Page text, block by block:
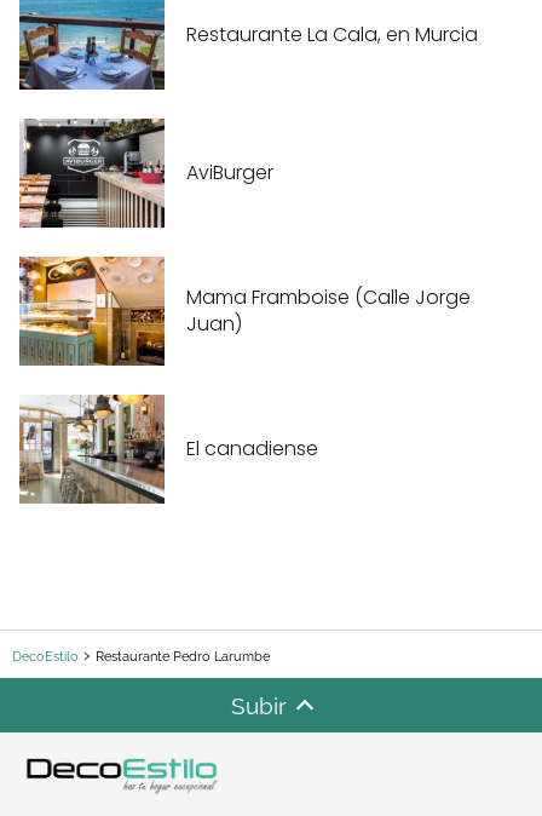
Restaurante La Cala, en Murcia
AviBurger
Mama Framboise (Calle Jorge
Juan)
El canadiense
DecoEstilo Restaurante Pedro Larumbe
Subir